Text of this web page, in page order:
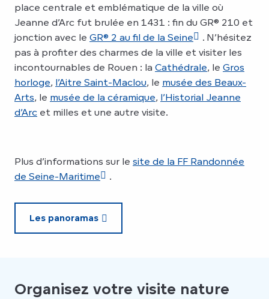
place centrale et emblématique de la ville où
Jeanne d’Arc fut brulée en 1431 : fin du GR® 210 et
jonction avec le GR® 2 au fil de la Seine
. N’hésitez
pas à profiter des charmes de la ville et visiter les
incontournables de Rouen : la Cathédrale, le Gros
horloge, l’Aitre Saint-Maclou, le musée des Beaux-
Arts, le musée de la céramique, l’Historial Jeanne
d’Arc et milles et une autre visite.
Plus d’informations sur le site de la FF Randonnée
de Seine-Maritime
.
Les panoramas
Organisez votre visite nature